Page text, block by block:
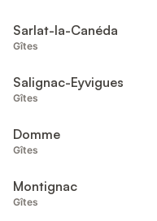
Sarlat-la-Canéda
Gîtes
Salignac-Eyvigues
Gîtes
Domme
Gîtes
Montignac
Gîtes